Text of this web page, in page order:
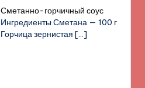
Сметанно-горчичный соус
Ингредиенты Сметана — 100 г
Горчица зернистая[…]